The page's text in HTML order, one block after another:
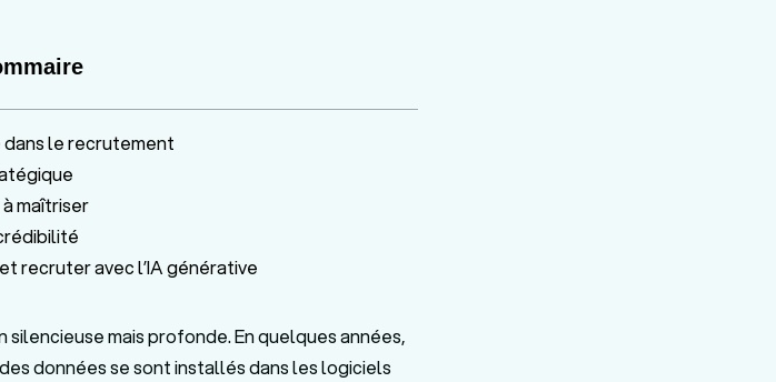
le recrutement
maîtriser
recruter avec l’IA générative
mais profonde. En quelques années,
données se sont installés dans les logiciels